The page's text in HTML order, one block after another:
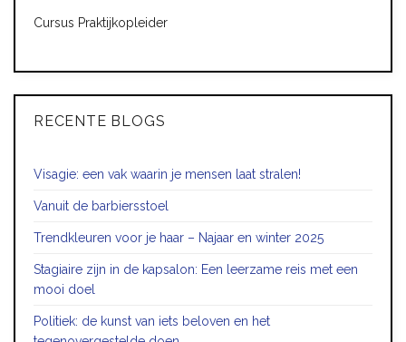
Cursus Praktijkopleider
RECENTE BLOGS
Visagie: een vak waarin je mensen laat stralen!
Vanuit de barbiersstoel
Trendkleuren voor je haar – Najaar en winter 2025
Stagiaire zijn in de kapsalon: Een leerzame reis met een
mooi doel
Politiek: de kunst van iets beloven en het